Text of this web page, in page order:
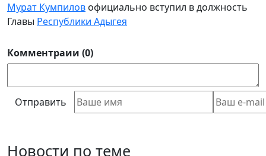
Мурат Кумпилов официально вступил в должность
Главы Республики Адыгея
Комментраии (0)
Отправить
Новости по теме